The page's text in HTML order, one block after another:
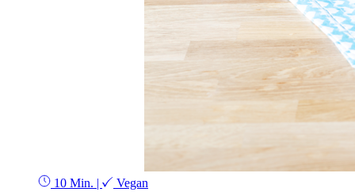
10 Min. | Vegan